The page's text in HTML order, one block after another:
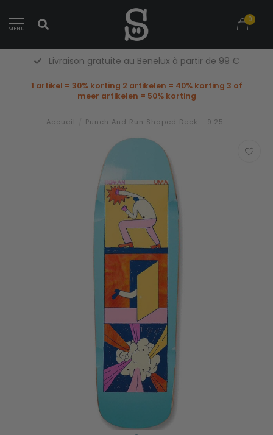
MENU
0
Livraison gratuite au Benelux à partir de 99 €
1 artikel = 30% korting 2 artikelen = 40% korting 3 of
meer artikelen = 50% korting
Accueil Punch And Run Shaped Deck - 9.25